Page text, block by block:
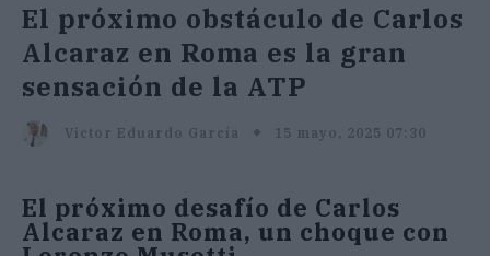
El próximo obstáculo de Carlos
Alcaraz en Roma es la gran
sensación de la ATP
Victor Eduardo García 15 mayo, 2025 07:30
El próximo desafío de Carlos
Alcaraz en Roma, un choque con